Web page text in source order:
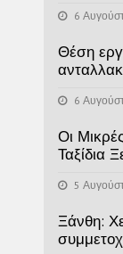
6
Θέση
6
Οι
Ταξίδια
5
Ξάνθη: